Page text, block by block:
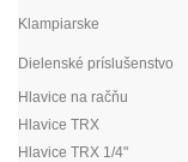
Klampiarske
Dielenské príslušenstvo
Hlavice na račňu
Hlavice TRX
Hlavice TRX 1/4"